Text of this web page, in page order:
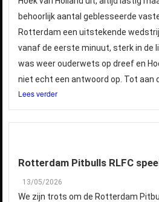
behoorlijk aantal geblesseerde
Rotterdam een uitstekende
vanaf de eerste minuut, sterk in de
was weer ouderwets op dreef en
niet echt een antwoord op. Tot aan
Lees verder
Rotterdam Pitbulls RLFC
13/05/2026
We zijn trots om de Rotterdam